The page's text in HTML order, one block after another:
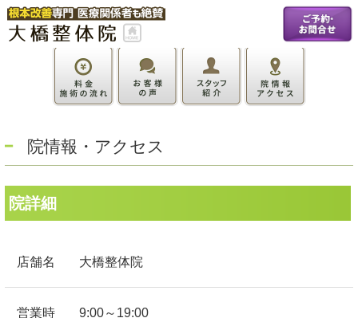
院情報・アクセス
院詳細
店舗名 大橋整体院
営業時
9:00～19:00